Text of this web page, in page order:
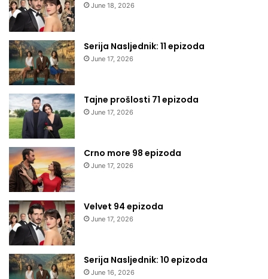
June 18, 2026
Serija Nasljednik: 11 epizoda
June 17, 2026
Tajne prošlosti 71 epizoda
June 17, 2026
Crno more 98 epizoda
June 17, 2026
Velvet 94 epizoda
June 17, 2026
Serija Nasljednik: 10 epizoda
June 16, 2026